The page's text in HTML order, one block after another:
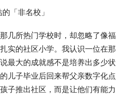
「非名校」
几所热门学校时，却忽略了像福
实的社区小学。我认识一位在那
最大的成就感不是培养出多少状
儿子毕业后回来帮父亲数字化点
子推出社区，而是让他们有能力